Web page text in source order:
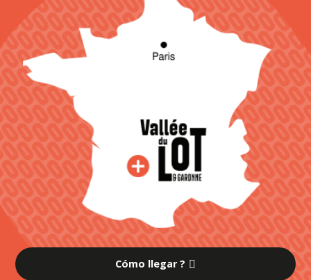
Cómo llegar ?